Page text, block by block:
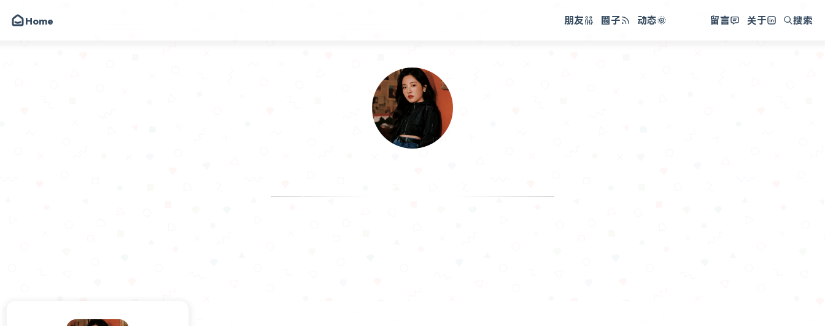
我的小破站
Home 朋友 圈子 动态 留言 关于 搜索